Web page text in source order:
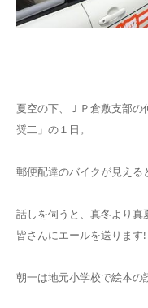
夏空の下、ＪＰ倉敷支部
奨二」の１日。
郵便配達のバイクが見える
話しを伺うと、真冬より
皆さんにエールを送ります
朝一は地元小学校で絵本の